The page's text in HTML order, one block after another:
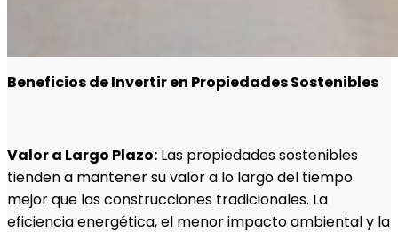
Beneficios de Invertir en Propiedades Sostenibles
Valor a Largo Plazo: Las propiedades sostenibles
tienden a mantener su valor a lo largo del tiempo
mejor que las construcciones tradicionales. La
eficiencia energética, el menor impacto ambiental y la